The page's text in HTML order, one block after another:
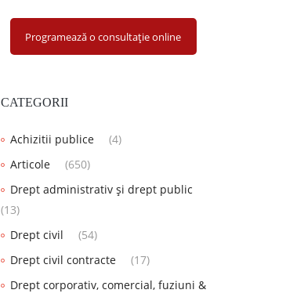
Programează o consultație online
CATEGORII
Achizitii publice
(4)
Articole
(650)
Drept administrativ și drept public
(13)
Drept civil
(54)
Drept civil contracte
(17)
Drept corporativ, comercial, fuziuni &